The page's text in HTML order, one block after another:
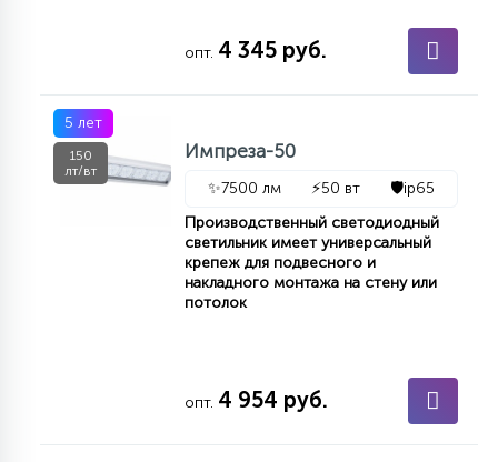
опт. 4 345 руб.
5 лет
150
лт/вт
Импреза-50
✨7500 лм ⚡50 вт 🛡️ip65
Производственный светодиодный
светильник имеет универсальный
крепеж для подвесного и
накладного монтажа на стену или
потолок
опт. 4 954 руб.